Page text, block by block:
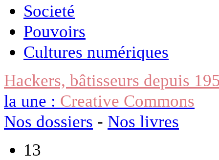
Societé
Pouvoirs
Cultures numériques
Hackers, bâtisseurs depuis
la une : Creative Commons
Nos dossiers - Nos livres
13